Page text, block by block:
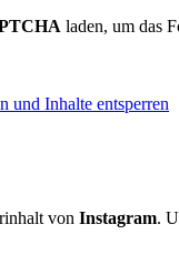
laden, um das
und Inhalte entsperren
von Instagram.